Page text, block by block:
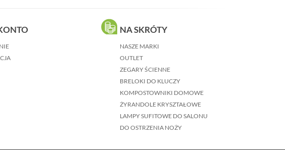
NA SKRÓTY
NASZE MARKI
OUTLET
ZEGARY ŚCIENNE
BRELOKI DO KLUCZY
KOMPOSTOWNIKI DOMOWE
ŻYRANDOLE KRYSZTAŁOWE
LAMPY SUFITOWE DO SALONU
DO OSTRZENIA NOŻY